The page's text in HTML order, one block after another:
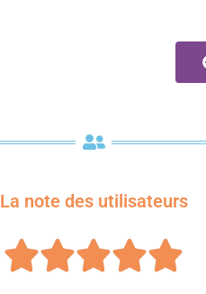
La note des utilisateurs
